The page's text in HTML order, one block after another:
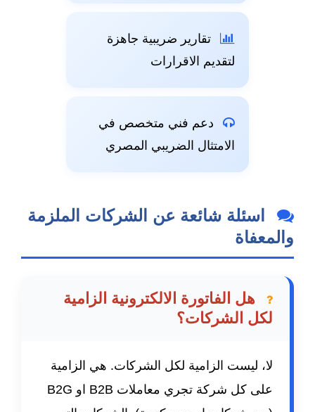
تقارير ضريبية جاهزة
لتقديم الاقرارات
دعم فني متخصص في
الامتثال الضريبي المصري
اسئلة شائعة عن الشركات الملزمة
والمعفاة
هل الفاتورة الالكترونية الزامية
لكل الشركات؟
لا، ليست الزامية لكل الشركات. هي الزامية
على كل شركة تجري معاملات B2B او B2G